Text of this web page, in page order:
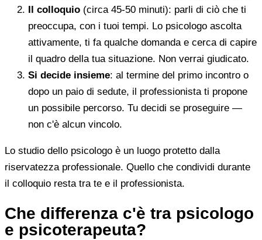
Il colloquio (circa 45-50 minuti): parli di ciò che ti
preoccupa, con i tuoi tempi. Lo psicologo ascolta
attivamente, ti fa qualche domanda e cerca di capire
il quadro della tua situazione. Non verrai giudicato.
Si decide insieme: al termine del primo incontro o
dopo un paio di sedute, il professionista ti propone
un possibile percorso. Tu decidi se proseguire —
non c'è alcun vincolo.
Lo studio dello psicologo è un luogo protetto dalla
riservatezza professionale. Quello che condividi durante
il colloquio resta tra te e il professionista.
Che differenza c'è tra psicologo
e psicoterapeuta?